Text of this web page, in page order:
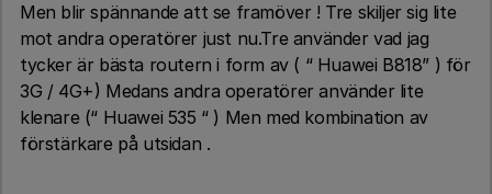
Men blir spännande att se framöver ! Tre skiljer sig lite
mot andra operatörer just nu.Tre använder vad jag
tycker är bästa routern i form av ( “ Huawei B818” ) för
3G / 4G+) Medans andra operatörer använder lite
klenare (“ Huawei 535 “ ) Men med kombination av
förstärkare på utsidan .